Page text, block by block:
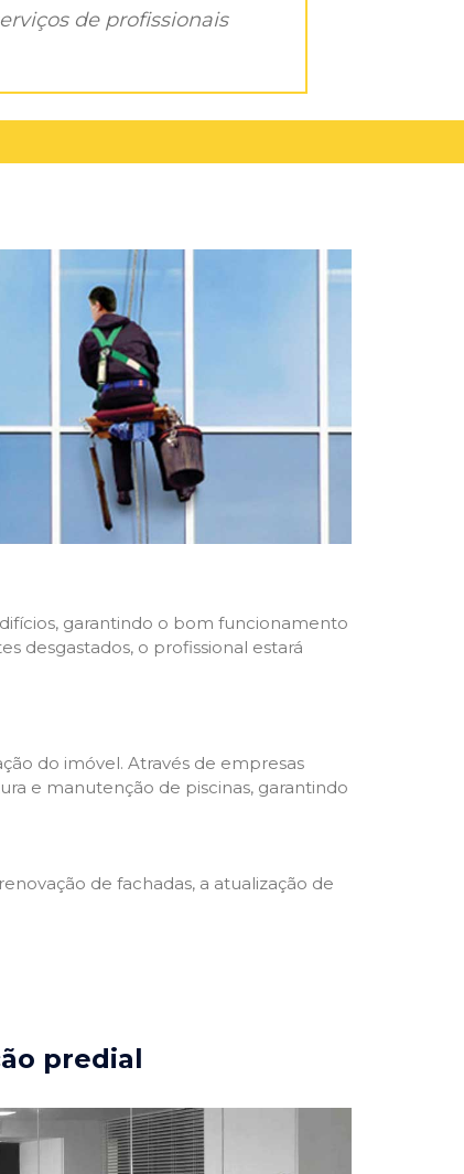
de profissionais
garantindo o bom funcionamento
desgastados, o profissional estará
do imóvel. Através de empresas
e manutenção de piscinas, garantindo
de fachadas, a atualização de
predial